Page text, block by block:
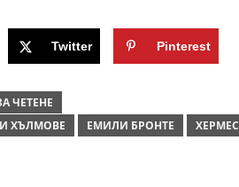
Twitter Pinterest
ЧЕТЕНЕ
ХЪЛМОВЕ ЕМИЛИ БРОНТЕ ХЕРМЕС